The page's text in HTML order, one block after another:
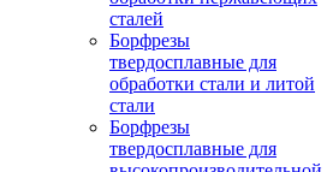
сталей
Борфрезы
твердосплавные для
обработки стали и литой
стали
Борфрезы
твердосплавные для